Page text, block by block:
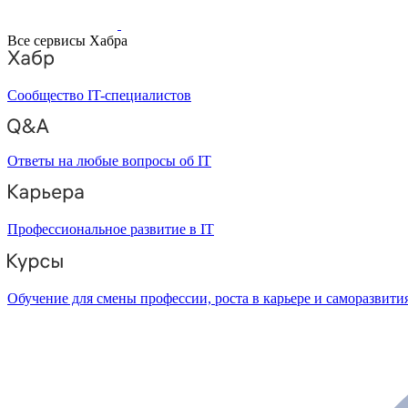
Все сервисы Хабра
Сообщество IT-специалистов
Ответы на любые вопросы об IT
Профессиональное развитие в IT
Обучение для смены профессии, роста в карьере и